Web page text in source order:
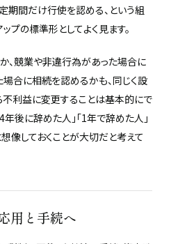
期間だけ行使を認める、という組
プの標準形としてよく見ます。
、競業や非違行為があった場合に
合に相続を認めるかも、同じく設
不利益に変更することは基本的にで
後に辞めた人」「1年で辞めた人」
像しておくことが大切だと考えて
用と手続へ